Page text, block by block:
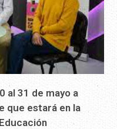
al 31 de mayo a
que estará en la